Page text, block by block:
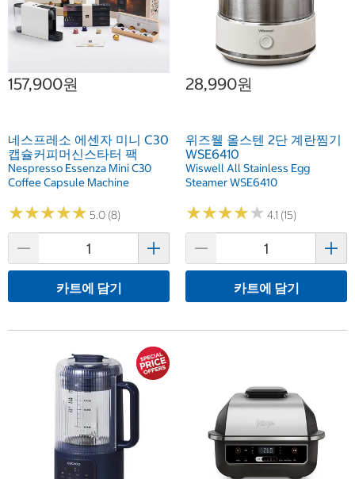
157,900원
네스프레소 에센자 미니 C30
캡슐커피머신스타터 팩
Nespresso Essenza Mini C30
Coffee Capsule Machine
★★★★★
★★★★★ 5.0 (8)
카트에 담기
28,990원
위즈웰 올스텐 2단 계란찜기
WSE6410
Wiswell All Stainless Egg
Steamer WSE6410
★★★★★
★★★★★ 4.1 (15)
카트에 담기